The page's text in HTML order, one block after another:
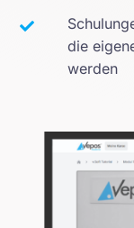
die
werden